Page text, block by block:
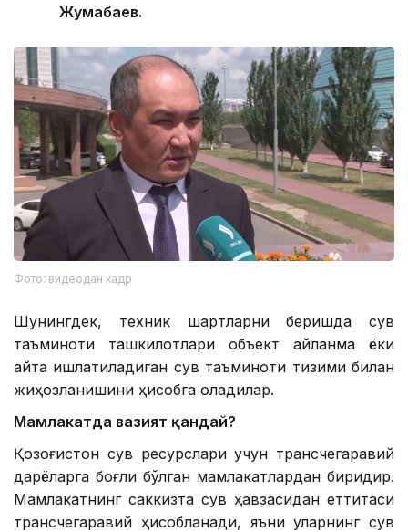
Жумабаев.
Фото: видеодан кадр
Шунингдек, техник шартларни беришда сув
таъминоти ташкилотлари объект айланма ёки
қайта ишлатиладиган сув таъминоти тизими билан
жиҳозланишини ҳисобга оладилар.
Мамлакатда вазият қандай?
Қозоғистон сув ресурслари учун трансчегаравий
дарёларга боғлиқ бўлган мамлакатлардан биридир.
Мамлакатнинг саккизта сув ҳавзасидан еттитаси
трансчегаравий ҳисобланади, яъни уларнинг сув